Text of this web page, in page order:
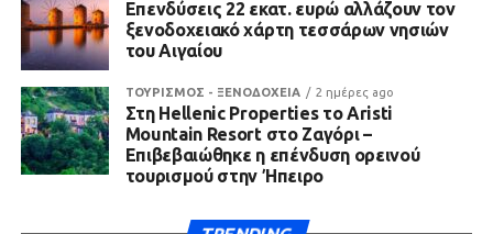
Επενδύσεις 22 εκατ. ευρώ αλλάζουν τον
ξενοδοχειακό χάρτη τεσσάρων νησιών
του Αιγαίου
ΤΟΥΡΙΣΜΟΣ - ΞΕΝΟΔΟΧΕΙΑ 2 ημέρες ago
Στη Hellenic Properties το Aristi
Mountain Resort στο Ζαγόρι –
Επιβεβαιώθηκε η επένδυση ορεινού
τουρισμού στην Ήπειρο